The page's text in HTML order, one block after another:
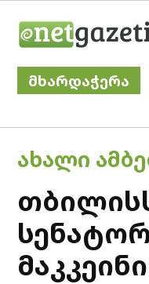
მხარდაჭერა
POSTED
ᲐᲮᲐᲚᲘ